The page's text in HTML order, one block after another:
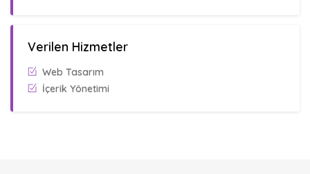
Verilen Hizmetler
Web Tasarım
İçerik Yönetimi